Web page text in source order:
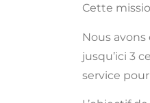
Cette
Nous
jusqu’ici 3
service